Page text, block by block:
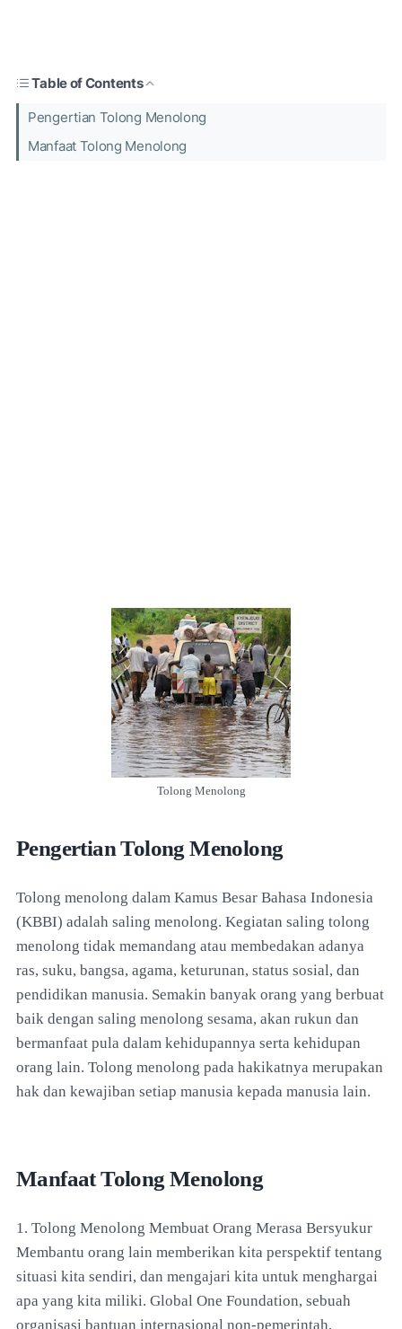
Table of Contents
Pengertian Tolong Menolong
Manfaat Tolong Menolong
Tolong Menolong
Pengertian Tolong Menolong
Tolong menolong dalam Kamus Besar Bahasa Indonesia
(KBBI) adalah saling menolong. Kegiatan saling tolong
menolong tidak memandang atau membedakan adanya
ras, suku, bangsa, agama, keturunan, status sosial, dan
pendidikan manusia. Semakin banyak orang yang berbuat
baik dengan saling menolong sesama, akan rukun dan
bermanfaat pula dalam kehidupannya serta kehidupan
orang lain. Tolong menolong pada hakikatnya merupakan
hak dan kewajiban setiap manusia kepada manusia lain.
Manfaat Tolong Menolong
1. Tolong Menolong Membuat Orang Merasa Bersyukur
Membantu orang lain memberikan kita perspektif tentang
situasi kita sendiri, dan mengajari kita untuk menghargai
apa yang kita miliki. Global One Foundation, sebuah
organisasi bantuan internasional non-pemerintah,